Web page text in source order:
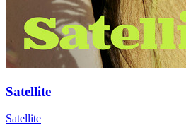
Satellite
Satellite